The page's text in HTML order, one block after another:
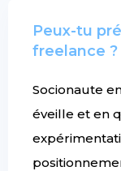
Peux-tu
freelance ?
Socionaute
éveille et en